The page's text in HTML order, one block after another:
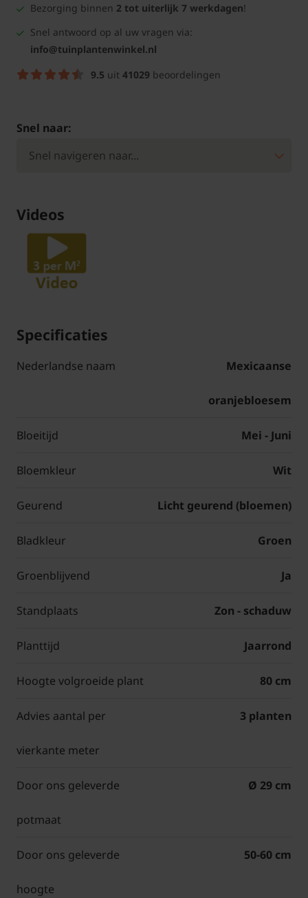
Bezorging binnen 2 tot uiterlijk 7 werkdagen!
Snel antwoord op al uw vragen via:
info@tuinplantenwinkel.nl
9.5 uit 41029 beoordelingen
Snel naar:
Videos
Specificaties
Nederlandse naam Mexicaanse
oranjebloesem
Bloeitijd Mei - Juni
Bloemkleur Wit
Geurend Licht geurend (bloemen)
Bladkleur Groen
Groenblijvend Ja
Standplaats Zon - schaduw
Planttijd Jaarrond
Hoogte volgroeide plant 80 cm
Advies aantal per
vierkante meter
3 planten
Door ons geleverde
potmaat
Ø 29 cm
Door ons geleverde
hoogte
50-60 cm